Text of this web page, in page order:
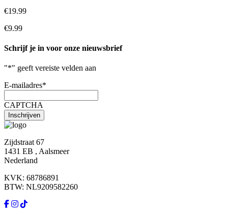
€19.99
€9.99
Schrijf je in voor onze nieuwsbrief
"*" geeft vereiste velden aan
E-mailadres*
CAPTCHA
Zijdstraat 67
1431 EB , Aalsmeer
Nederland
KVK: 68786891
BTW: NL9209582260